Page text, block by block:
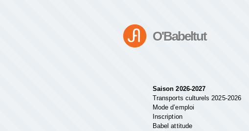
O'Babeltut
Saison 2026-2027
Transports culturels 2025-2026
Mode d’emploi
Inscription
Babel attitude